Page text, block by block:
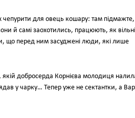
чепурити для овець кошару: там
й самі заохотились, працюють, як
що перед ним засуджені люди, які лише
якій добросерда Корнієва молодиця
у чарку… Тепер уже не сектантки, а